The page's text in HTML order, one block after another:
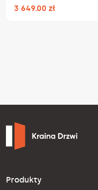
3 649.00 zł
Produkty